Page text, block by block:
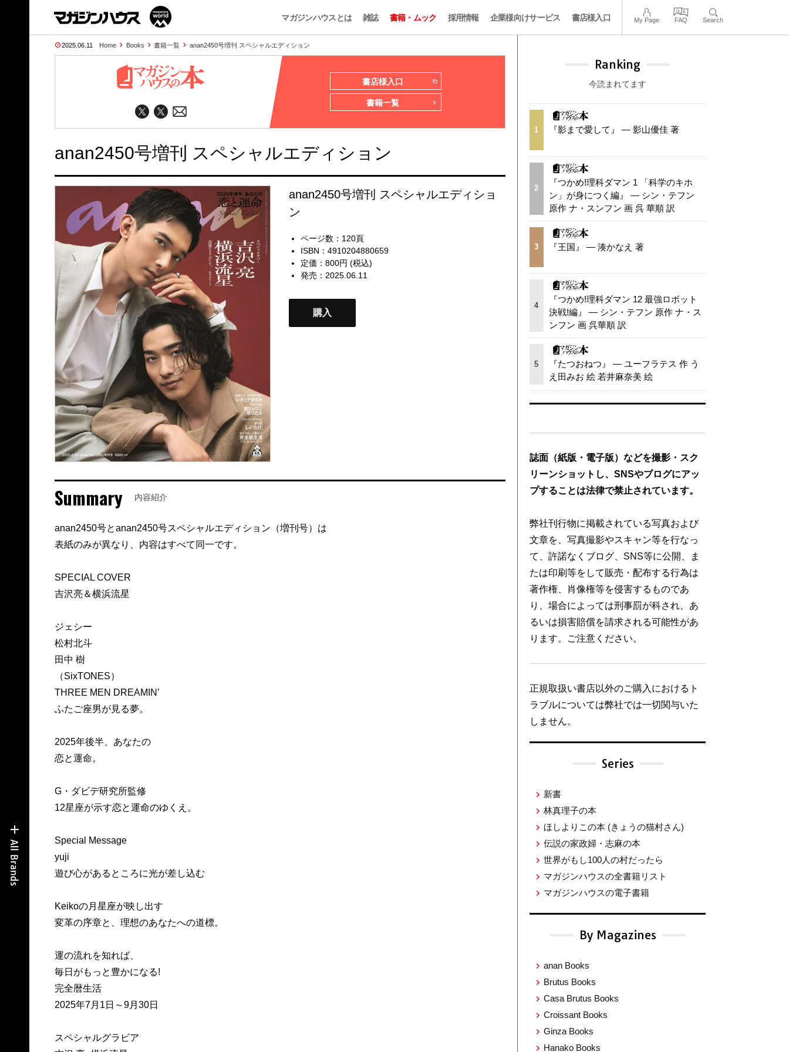
マガジンハウスとは 雑誌 書籍・ムック 採用情報 企業様向けサービス 書店様入口 My Page FAQ Search
2025.06.11 Home Books 書籍一覧 anan2450号増刊 スペシャルエディション
書店様入口
書籍一覧
anan2450号増刊 スペシャルエディション
anan2450号増刊 スペシャルエディショ
ン
ページ数：120頁
ISBN：4910204880659
定価：800円 (税込)
発売：2025.06.11
購入
Summary 内容紹介
anan2450号とanan2450号スペシャルエディション（増刊号）は
表紙のみが異なり、内容はすべて同一です。
SPECIAL COVER
吉沢亮＆横浜流星
ジェシー
松村北斗
田中 樹
（SixTONES）
THREE MEN DREAMIN’
ふたご座男が見る夢。
2025年後半、あなたの
恋と運命。
G・ダビデ研究所監修
12星座が示す恋と運命のゆくえ。
Special Message
yuji
遊び心があるところに光が差し込む
Keikoの月星座が映し出す
変革の序章と、理想のあなたへの道標。
運の流れを知れば、
毎日がもっと豊かになる!
完全暦生活
2025年7月1日～9月30日
スペシャルグラビア
Ranking
今読まれてます
1 『影まで愛して』 — 影山優佳 著
2
『つかめ!理科ダマン 1 「科学のキホ
ン」が身につく編』 — シン・テフン
原作 ナ・スンフン 画 呉 華順 訳
3 『王国』 — 湊かなえ 著
4
『つかめ!理科ダマン 12 最強ロボット
決戦!編』 — シン・テフン 原作 ナ・ス
ンフン 画 呉華順 訳
5
『たつおねつ』 — ユーフラテス 作 う
え田みお 絵 若井麻奈美 絵
誌面（紙版・電子版）などを撮影・スク
リーンショットし、SNSやブログにアッ
プすることは法律で禁止されています。
弊社刊行物に掲載されている写真および
文章を、写真撮影やスキャン等を行なっ
て、許諾なくブログ、SNS等に公開、ま
たは印刷等をして販売・配布する行為は
著作権、肖像権等を侵害するものであ
り、場合によっては刑事罰が科され、あ
るいは損害賠償を請求される可能性があ
ります。ご注意ください。
正規取扱い書店以外のご購入におけるト
ラブルについては弊社では一切関与いた
しません。
Series
新書
林真理子の本
ほしよりこの本 (きょうの猫村さん)
伝説の家政婦・志麻の本
世界がもし100人の村だったら
マガジンハウスの全書籍リスト
マガジンハウスの電子書籍
By Magazines
anan Books
Brutus Books
Casa Brutus Books
Croissant Books
Ginza Books
Hanako Books